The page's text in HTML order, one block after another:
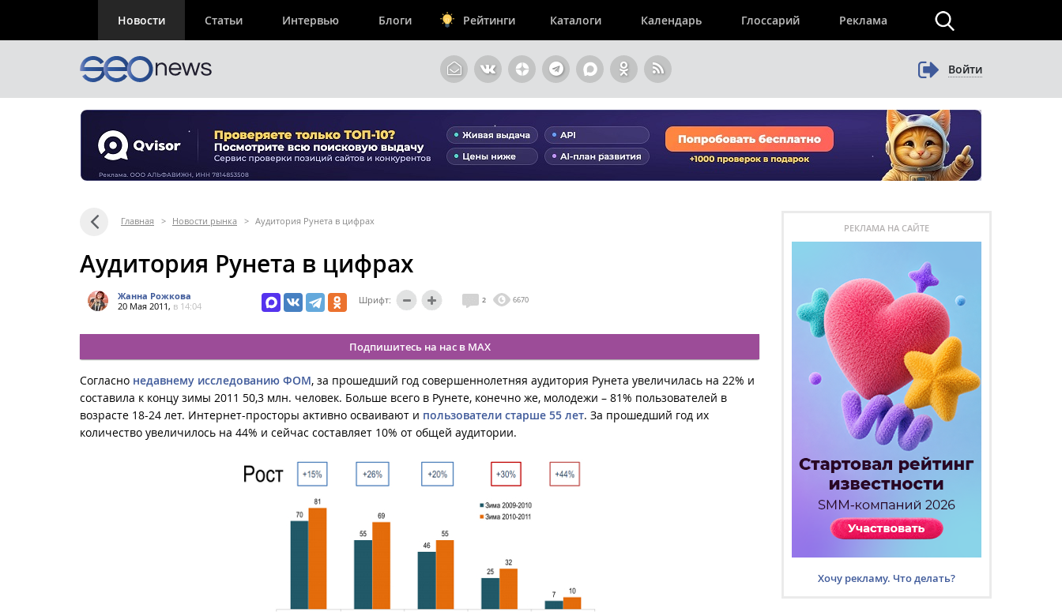
Новости Статьи Интервью Блоги Рейтинги Каталоги Календарь Глоссарий Реклама
Войти
Главная > Новости рынка > Аудитория Рунета в цифрах
Аудитория Рунета в цифрах
Жанна Рожкова
20 Мая 2011, в 14:04
Шрифт: 2 6670
Подпишитесь на нас в MAX
Согласно недавнему исследованию ФОМ, за прошедший год совершеннолетняя аудитория Рунета увеличилась на 22% и
составила к концу зимы 2011 50,3 млн. человек. Больше всего в Рунете, конечно же, молодежи – 81% пользователей в
возрасте 18-24 лет. Интернет-просторы активно осваивают и пользователи старше 55 лет. За прошедший год их
количество увеличилось на 44% и сейчас составляет 10% от общей аудитории.
РЕКЛАМА НА САЙТЕ
Хочу рекламу. Что делать?